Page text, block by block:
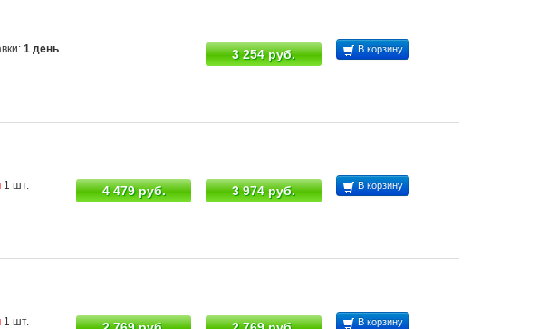
1 день 3 254 руб. В корзину
1 шт. 4 479 руб. 3 974 руб. В корзину
1 шт. В корзину